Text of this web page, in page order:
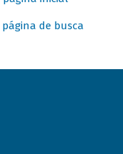
página de busca